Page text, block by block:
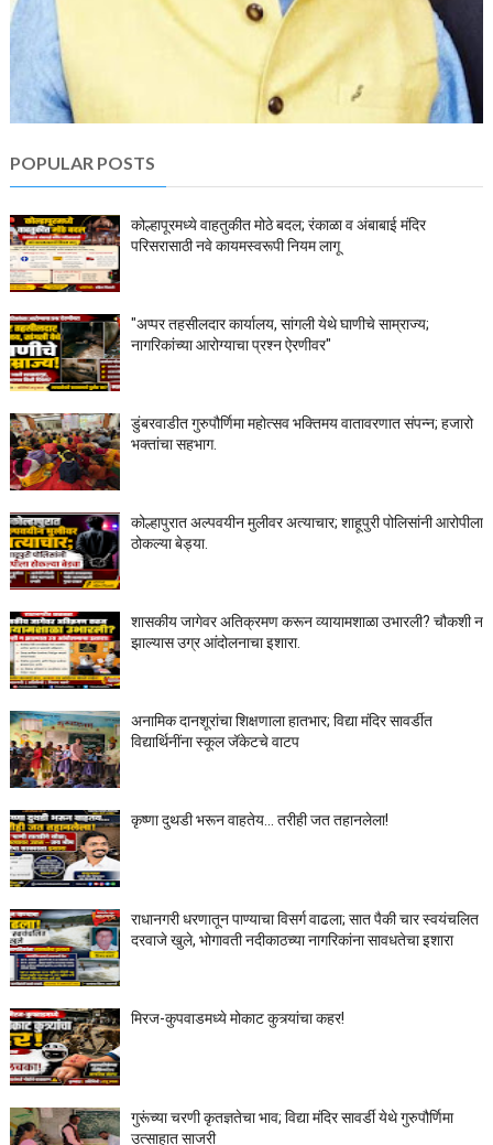
POPULAR POSTS
कोल्हापूरमध्ये वाहतुकीत मोठे बदल; रंकाळा व अंबाबाई मंदिर
परिसरासाठी नवे कायमस्वरूपी नियम लागू
"अप्पर तहसीलदार कार्यालय, सांगली येथे घाणीचे साम्राज्य;
नागरिकांच्या आरोग्याचा प्रश्न ऐरणीवर"
डुंबरवाडीत गुरुपौर्णिमा महोत्सव भक्तिमय वातावरणात संपन्न; हजारो
भक्तांचा सहभाग.
कोल्हापुरात अल्पवयीन मुलीवर अत्याचार; शाहूपुरी पोलिसांनी आरोपीला
ठोकल्या बेड्या.
शासकीय जागेवर अतिक्रमण करून व्यायामशाळा उभारली? चौकशी न
झाल्यास उग्र आंदोलनाचा इशारा.
अनामिक दानशूरांचा शिक्षणाला हातभार; विद्या मंदिर सावर्डीत
विद्यार्थिनींना स्कूल जॅकेटचे वाटप
कृष्णा दुथडी भरून वाहतेय... तरीही जत तहानलेला!
राधानगरी धरणातून पाण्याचा विसर्ग वाढला; सात पैकी चार स्वयंचलित
दरवाजे खुले, भोगावती नदीकाठच्या नागरिकांना सावधतेचा इशारा
मिरज-कुपवाडमध्ये मोकाट कुत्र्यांचा कहर!
गुरूंच्या चरणी कृतज्ञतेचा भाव; विद्या मंदिर सावर्डी येथे गुरुपौर्णिमा
उत्साहात साजरी